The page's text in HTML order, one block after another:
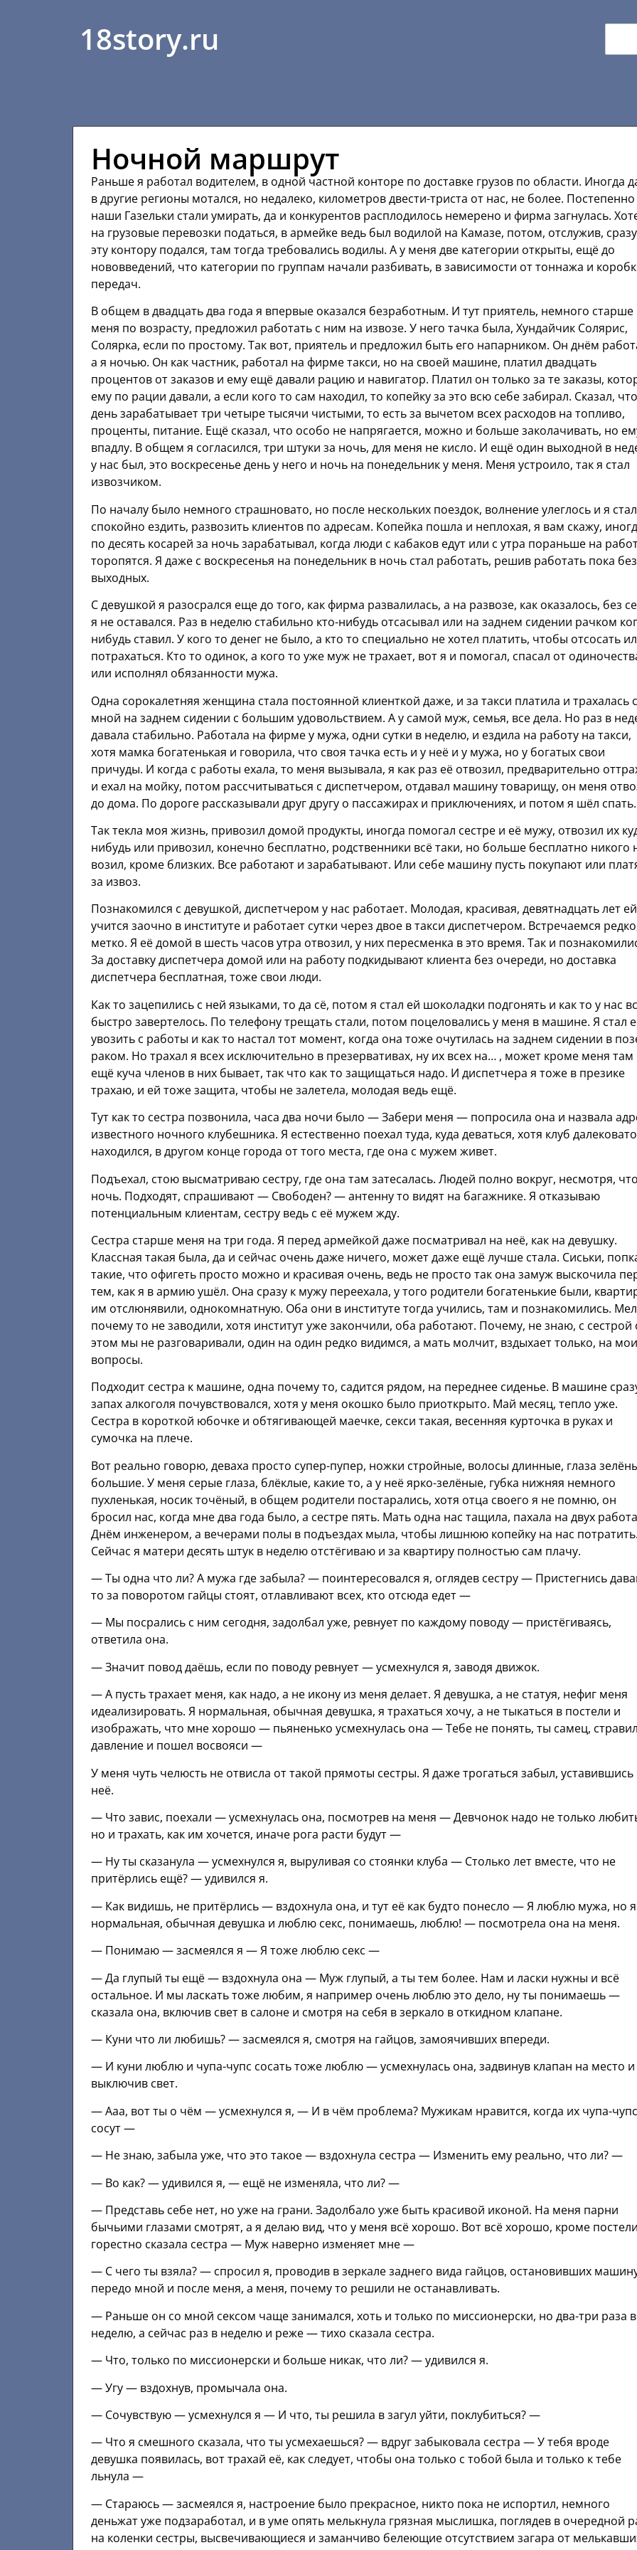
18story.ru
Ночной маршрут
Раньше я работал водителем, в одной частной конторе по доставке грузов по области. Иногда
в другие регионы мотался, но недалеко, километров двести-триста от нас, не более. Постепенно
наши Газельки стали умирать, да и конкурентов расплодилось немерено и фирма загнулась.
на грузовые перевозки податься, в армейке ведь был водилой на Камазе, потом, отслужив,
эту контору подался, там тогда требовались водилы. А у меня две категории открыты, ещё до
нововведений, что категории по группам начали разбивать, в зависимости от тоннажа и
передач.
В общем в двадцать два года я впервые оказался безработным. И тут приятель, немного старше
меня по возрасту, предложил работать с ним на извозе. У него тачка была, Хундайчик Солярис,
Солярка, если по простому. Так вот, приятель и предложил быть его напарником. Он днём
а я ночью. Он как частник, работал на фирме такси, но на своей машине, платил двадцать
процентов от заказов и ему ещё давали рацию и навигатор. Платил он только за те заказы,
ему по рации давали, а если кого то сам находил, то копейку за это всю себе забирал. Сказал,
день зарабатывает три четыре тысячи чистыми, то есть за вычетом всех расходов на топливо,
проценты, питание. Ещё сказал, что особо не напрягается, можно и больше заколачивать, но
впадлу. В общем я согласился, три штуки за ночь, для меня не кисло. И ещё один выходной в
у нас был, это воскресенье день у него и ночь на понедельник у меня. Меня устроило, так я стал
извозчиком.
По началу было немного страшновато, но после нескольких поездок, волнение улеглось и я стал
спокойно ездить, развозить клиентов по адресам. Копейка пошла и неплохая, я вам скажу,
по десять косарей за ночь зарабатывал, когда люди с кабаков едут или с утра пораньше на
торопятся. Я даже с воскресенья на понедельник в ночь стал работать, решив работать пока без
выходных.
С девушкой я разосрался еще до того, как фирма развалилась, а на развозе, как оказалось, без
я не оставался. Раз в неделю стабильно кто-нибудь отсасывал или на заднем сидении рачком
нибудь ставил. У кого то денег не было, а кто то специально не хотел платить, чтобы отсосать
потрахаться. Кто то одинок, а кого то уже муж не трахает, вот я и помогал, спасал от
или исполнял обязанности мужа.
Одна сорокалетняя женщина стала постоянной клиенткой даже, и за такси платила и трахалась
мной на заднем сидении с большим удовольствием. А у самой муж, семья, все дела. Но раз в
давала стабильно. Работала на фирме у мужа, одни сутки в неделю, и ездила на работу на такси,
хотя мамка богатенькая и говорила, что своя тачка есть и у неё и у мужа, но у богатых свои
причуды. И когда с работы ехала, то меня вызывала, я как раз её отвозил, предварительно
и ехал на мойку, потом рассчитываться с диспетчером, отдавал машину товарищу, он меня
до дома. По дороге рассказывали друг другу о пассажирах и приключениях, и потом я шёл спать.
Так текла моя жизнь, привозил домой продукты, иногда помогал сестре и её мужу, отвозил их
нибудь или привозил, конечно бесплатно, родственники всё таки, но больше бесплатно никого
возил, кроме близких. Все работают и зарабатывают. Или себе машину пусть покупают или
за извоз.
Познакомился с девушкой, диспетчером у нас работает. Молодая, красивая, девятнадцать лет
учится заочно в институте и работает сутки через двое в такси диспетчером. Встречаемся
метко. Я её домой в шесть часов утра отвозил, у них пересменка в это время. Так и
За доставку диспетчера домой или на работу подкидывают клиента без очереди, но доставка
диспетчера бесплатная, тоже свои люди.
Как то зацепились с ней языками, то да сё, потом я стал ей шоколадки подгонять и как то у нас
быстро завертелось. По телефону трещать стали, потом поцеловались у меня в машине. Я стал
увозить с работы и как то настал тот момент, когда она тоже очутилась на заднем сидении в
раком. Но трахал я всех исключительно в презервативах, ну их всех на… , может кроме меня там
ещё куча членов в них бывает, так что как то защищаться надо. И диспетчера я тоже в презике
трахаю, и ей тоже защита, чтобы не залетела, молодая ведь ещё.
Тут как то сестра позвонила, часа два ночи было — Забери меня — попросила она и назвала
известного ночного клубешника. Я естественно поехал туда, куда деваться, хотя клуб далековато
находился, в другом конце города от того места, где она с мужем живет.
Подъехал, стою высматриваю сестру, где она там затесалась. Людей полно вокруг, несмотря, что
ночь. Подходят, спрашивают — Свободен? — антенну то видят на багажнике. Я отказываю
потенциальным клиентам, сестру ведь с её мужем жду.
Сестра старше меня на три года. Я перед армейкой даже посматривал на неё, как на девушку.
Классная такая была, да и сейчас очень даже ничего, может даже ещё лучше стала. Сиськи,
такие, что офигеть просто можно и красивая очень, ведь не просто так она замуж выскочила
тем, как я в армию ушёл. Она сразу к мужу переехала, у того родители богатенькие были,
им отслюнявили, однокомнатную. Оба они в институте тогда учились, там и познакомились.
почему то не заводили, хотя институт уже закончили, оба работают. Почему, не знаю, с сестрой
этом мы не разговаривали, один на один редко видимся, а мать молчит, вздыхает только, на мои
вопросы.
Подходит сестра к машине, одна почему то, садится рядом, на переднее сиденье. В машине
запах алкоголя почувствовался, хотя у меня окошко было приоткрыто. Май месяц, тепло уже.
Сестра в короткой юбочке и обтягивающей маечке, секси такая, весенняя курточка в руках и
сумочка на плече.
Вот реально говорю, деваха просто супер-пупер, ножки стройные, волосы длинные, глаза
большие. У меня серые глаза, блёклые, какие то, а у неё ярко-зелёные, губка нижняя немного
пухленькая, носик точёный, в общем родители постарались, хотя отца своего я не помню, он
бросил нас, когда мне два года было, а сестре пять. Мать одна нас тащила, пахала на двух
Днём инженером, а вечерами полы в подъездах мыла, чтобы лишнюю копейку на нас потратить.
Сейчас я матери десять штук в неделю отстёгиваю и за квартиру полностью сам плачу.
— Ты одна что ли? А мужа где забыла? — поинтересовался я, оглядев сестру — Пристегнись
то за поворотом гайцы стоят, отлавливают всех, кто отсюда едет —
— Мы посрались с ним сегодня, задолбал уже, ревнует по каждому поводу — пристёгиваясь,
ответила она.
— Значит повод даёшь, если по поводу ревнует — усмехнулся я, заводя движок.
— А пусть трахает меня, как надо, а не икону из меня делает. Я девушка, а не статуя, нефиг меня
идеализировать. Я нормальная, обычная девушка, я трахаться хочу, а не тыкаться в постели и
изображать, что мне хорошо — пьяненько усмехнулась она — Тебе не понять, ты самец, стравил
давление и пошел восвояси —
У меня чуть челюсть не отвисла от такой прямоты сестры. Я даже трогаться забыл, уставившись
неё.
— Что завис, поехали — усмехнулась она, посмотрев на меня — Девчонок надо не только
но и трахать, как им хочется, иначе рога расти будут —
— Ну ты сказанула — усмехнулся я, выруливая со стоянки клуба — Столько лет вместе, что не
притёрлись ещё? — удивился я.
— Как видишь, не притёрлись — вздохнула она, и тут её как будто понесло — Я люблю мужа, но я
нормальная, обычная девушка и люблю секс, понимаешь, люблю! — посмотрела она на меня.
— Понимаю — засмеялся я — Я тоже люблю секс —
— Да глупый ты ещё — вздохнула она — Муж глупый, а ты тем более. Нам и ласки нужны и всё
остальное. И мы ласкать тоже любим, я например очень люблю это дело, ну ты понимаешь —
сказала она, включив свет в салоне и смотря на себя в зеркало в откидном клапане.
— Куни что ли любишь? — засмеялся я, смотря на гайцов, замоячивших впереди.
— И куни люблю и чупа-чупс сосать тоже люблю — усмехнулась она, задвинув клапан на место и
выключив свет.
— Ааа, вот ты о чём — усмехнулся я, — И в чём проблема? Мужикам нравится, когда их чупа-
сосут —
— Не знаю, забыла уже, что это такое — вздохнула сестра — Изменить ему реально, что ли? —
— Во как? — удивился я, — ещё не изменяла, что ли? —
— Представь себе нет, но уже на грани. Задолбало уже быть красивой иконой. На меня парни
бычьими глазами смотрят, а я делаю вид, что у меня всё хорошо. Вот всё хорошо, кроме
горестно сказала сестра — Муж наверно изменяет мне —
— С чего ты взяла? — спросил я, проводив в зеркале заднего вида гайцов, остановивших
передо мной и после меня, а меня, почему то решили не останавливать.
— Раньше он со мной сексом чаще занимался, хоть и только по миссионерски, но два-три раза в
неделю, а сейчас раз в неделю и реже — тихо сказала сестра.
— Что, только по миссионерски и больше никак, что ли? — удивился я.
— Угу — вздохнув, промычала она.
— Сочувствую — усмехнулся я — И что, ты решила в загул уйти, поклубиться? —
— Что я смешного сказала, что ты усмехаешься? — вдруг забыковала сестра — У тебя вроде
девушка появилась, вот трахай её, как следует, чтобы она только с тобой была и только к тебе
льнула —
— Стараюсь — засмеялся я, настроение было прекрасное, никто пока не испортил, немного
деньжат уже подзаработал, и в уме опять мелькнула грязная мыслишка, поглядев в очередной
на коленки сестры, высвечивающиеся и заманчиво белеющие отсутствием загара от